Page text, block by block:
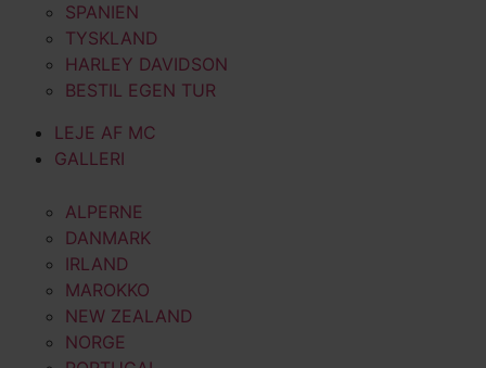
SPANIEN
TYSKLAND
HARLEY DAVIDSON
BESTIL EGEN TUR
LEJE AF MC
GALLERI
ALPERNE
DANMARK
IRLAND
MAROKKO
NEW ZEALAND
NORGE